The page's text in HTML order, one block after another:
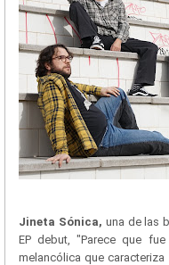
Jineta Sónica, una de las
EP debut, "Parece que
melancólica que